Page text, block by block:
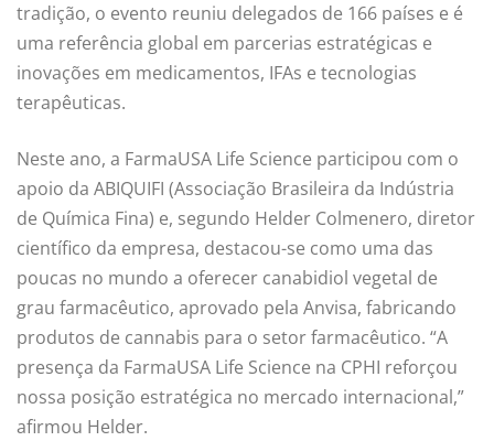
tradição, o evento reuniu delegados de 166 países e é
uma referência global em parcerias estratégicas e
inovações em medicamentos, IFAs e tecnologias
terapêuticas.
Neste ano, a FarmaUSA Life Science participou com o
apoio da ABIQUIFI (Associação Brasileira da Indústria
de Química Fina) e, segundo Helder Colmenero, diretor
científico da empresa, destacou-se como uma das
poucas no mundo a oferecer canabidiol vegetal de
grau farmacêutico, aprovado pela Anvisa, fabricando
produtos de cannabis para o setor farmacêutico. “A
presença da FarmaUSA Life Science na CPHI reforçou
nossa posição estratégica no mercado internacional,”
afirmou Helder.